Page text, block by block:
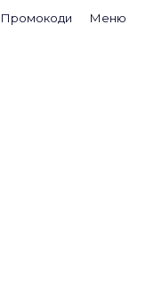
Промокоди Меню